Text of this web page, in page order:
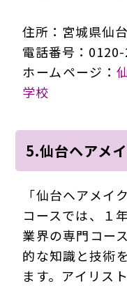
住所：宮城県仙
電話番号：
ホームページ：
学校
5.仙台ヘアメ
「仙台ヘアメイ
コースでは、１
業界の専門コー
的な知識と技術
ます。アイリス